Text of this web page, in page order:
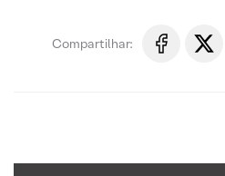
Compartilhar: